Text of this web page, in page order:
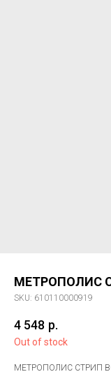
МЕТРОПОЛИС
SKU: 610110000919
4 548 р.
Out of stock
МЕТРОПОЛИС СТРИП